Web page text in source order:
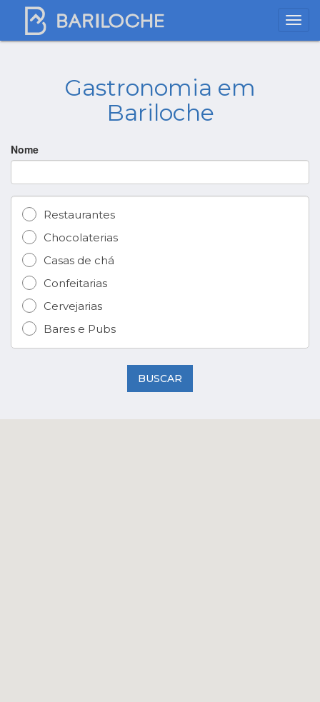
Gastronomia em
Bariloche
Nome
Restaurantes
Chocolaterias
Casas de chá
Confeitarias
Cervejarias
Bares e Pubs
BUSCAR